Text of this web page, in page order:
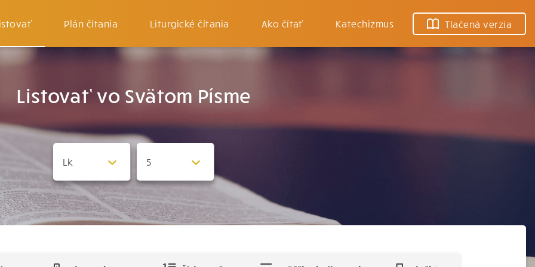
Plán čítania Liturgické čítania Ako čítať Katechizmus Tlačená verzia
Listovať vo Svätom Písme